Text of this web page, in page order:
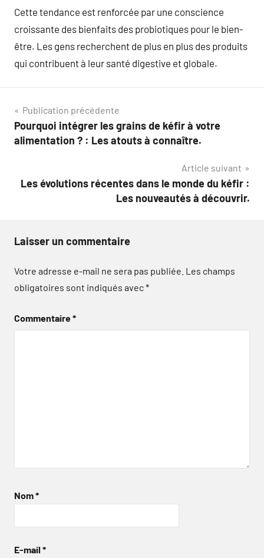
Cette tendance est renforcée par une conscience
croissante des bienfaits des probiotiques pour le bien-
être. Les gens recherchent de plus en plus des produits
qui contribuent à leur santé digestive et globale.
Navigation
de
Publication précédente
Pourquoi intégrer les grains de kéfir à votre
alimentation ? : Les atouts à connaître.
Article suivant
Les évolutions récentes dans le monde du kéfir :
Les nouveautés à découvrir.
Laisser un commentaire
Votre adresse e-mail ne sera pas publiée. Les champs
obligatoires sont indiqués avec*
Commentaire*
Nom*
E-mail *